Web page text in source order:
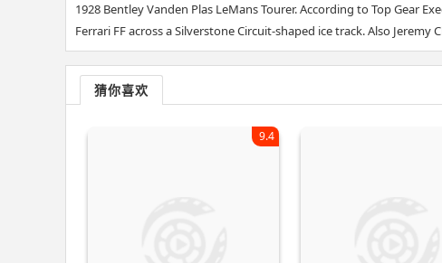
1928 Bentley Vanden Plas LeMans Tourer. According to Top Gear
Ferrari FF across a Silverstone Circuit-shaped ice track. Also
猜你喜欢
9.4